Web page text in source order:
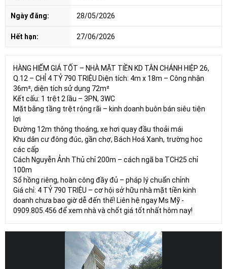
Ngày đăng: 28/05/2026
Hết hạn: 27/06/2026
HÀNG HIẾM GIÁ TỐT – NHÀ MẶT TIỀN KD TÂN CHÁNH HIỆP 26,
Q.12 – CHỈ 4 TỶ 790 TRIỆU Diện tích: 4m x 18m – Công nhận
36m², diện tích sử dụng 72m²
Kết cấu: 1 trệt 2 lầu – 3PN, 3WC
Mặt bằng tầng trệt rộng rãi – kinh doanh buôn bán siêu tiện
lợi
Đường 12m thông thoáng, xe hơi quay đầu thoải mái
Khu dân cư đông đúc, gần chợ, Bách Hoá Xanh, trường học
các cấp
Cách Nguyễn Ảnh Thủ chỉ 200m – cách ngã ba TCH25 chỉ
100m
Sổ hồng riêng, hoàn công đầy đủ – pháp lý chuẩn chỉnh
Giá chỉ: 4 TỶ 790 TRIỆU – cơ hội sở hữu nhà mặt tiền kinh
doanh chưa bao giờ dễ đến thế! Liên hệ ngay Ms Mỹ -
0909.805.456 để xem nhà và chốt giá tốt nhất hôm nay!